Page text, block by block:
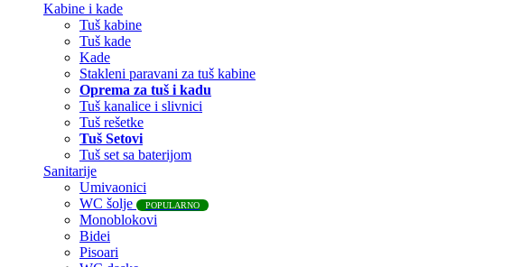
Kabine i kade
Tuš kabine
Tuš kade
Kade
Stakleni paravani za tuš kabine
Oprema za tuš i kadu
Tuš kanalice i slivnici
Tuš rešetke
Tuš Setovi
Tuš set sa baterijom
Sanitarije
Umivaonici
WC šolje
POPULARNO
Monoblokovi
Bidei
Pisoari